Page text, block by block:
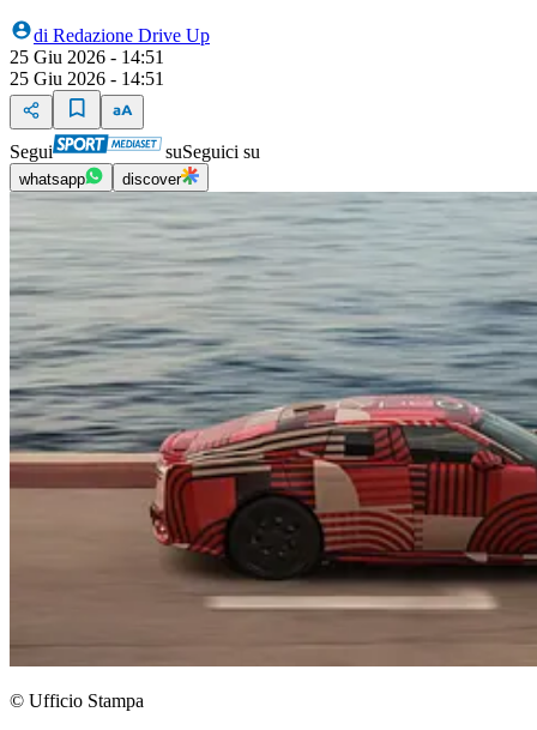
di Redazione Drive Up
25 Giu 2026 - 14:51
25 Giu 2026 - 14:51
Segui suSeguici su
whatsapp discover
© Ufficio Stampa